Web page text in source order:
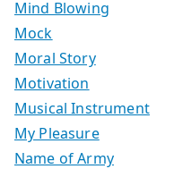
Mind Blowing
Mock
Moral Story
Motivation
Musical Instrument
My Pleasure
Name of Army